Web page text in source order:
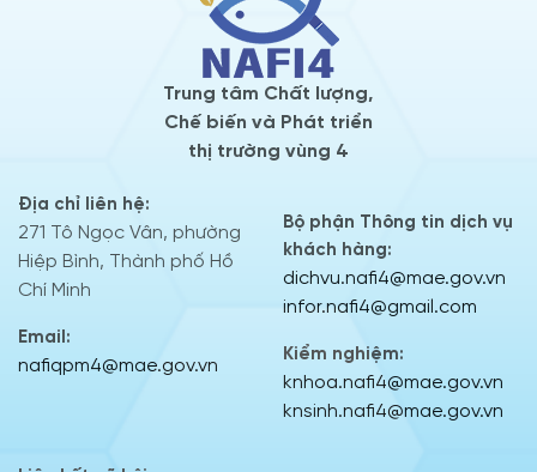
Trung tâm Chất lượng,
Chế biến và Phát triển
thị trường vùng 4
Địa chỉ liên hệ:
271 Tô Ngọc Vân, phường
Hiệp Bình, Thành phố Hồ
Chí Minh
Email:
nafiqpm4@mae.gov.vn
Bộ phận Thông tin dịch vụ
khách hàng:
dichvu.nafi4@mae.gov.vn
infor.nafi4@gmail.com
Kiểm nghiệm:
knhoa.nafi4@mae.gov.vn
knsinh.nafi4@mae.gov.vn